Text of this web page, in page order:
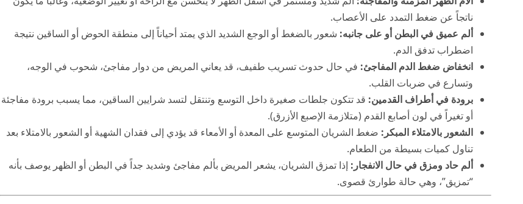
ناتجاً عن ضغط التمدد على الأعصاب.
ألم عميق في البطن أو على جانبه: شعور بالضغط أو الوجع الشديد الذي يمتد أحياناً إلى منطقة الحوض أو الساقين نتيجة
اضطراب تدفق الدم.
انخفاض ضغط الدم المفاجئ: في حال حدوث تسريب طفيف، قد يعاني المريض من دوار مفاجئ، شحوب في الوجه،
وتسارع في ضربات القلب.
برودة في أطراف القدمين: قد تتكون جلطات صغيرة داخل التوسع وتنتقل لتسد شرايين الساقين، مما يسبب برودة مفاجئة
أو تغيراً في لون أصابع القدم (متلازمة الإصبع الأزرق).
الشعور بالامتلاء المبكر: ضغط الشريان المتوسع على المعدة أو الأمعاء قد يؤدي إلى فقدان الشهية أو الشعور بالامتلاء بعد
تناول كميات بسيطة من الطعام.
ألم حاد ومزق في حال الانفجار: إذا تمزق الشريان، يشعر المريض بألم مفاجئ وشديد جداً في البطن أو الظهر يوصف بأنه
“تمزيق”، وهي حالة طوارئ قصوى.